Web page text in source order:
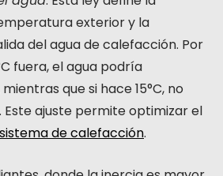
exterior y la
del agua de calefacción. Por
fuera, el agua podría
que si hace 15°C, no
Este ajuste permite optimizar el
sistema de calefacción.